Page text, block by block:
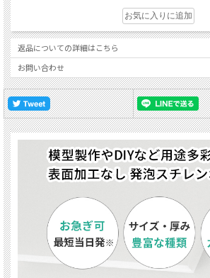
返品についての詳細はこちら
お問い合わせ